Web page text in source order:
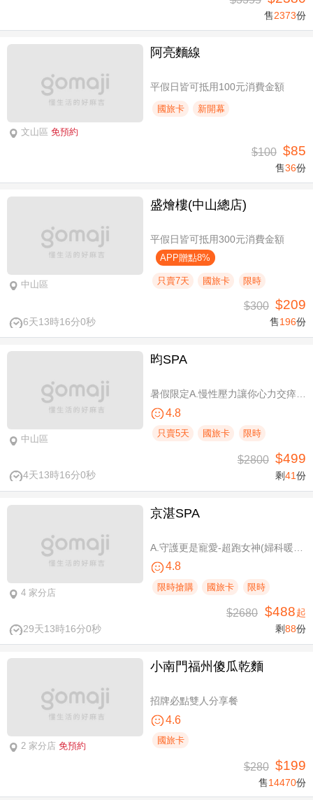
售2373份
文山區 免預約
阿亮麵線
平假日皆可抵用100元消費金額
國旅卡 新開幕
$100 $85
售36份
中山區
盛燴樓(中山總店)
平假日皆可抵用300元消費金額
APP贈點8%
只賣7天 國旅卡 限時
6天13時16分0秒
$300 $209
售196份
中山區
昀SPA
暑假限定A.慢性壓力讓你心力交瘁？｜全方位按摩SPA全程90分(手技60分) / B.媽生絕世膚況降臨｜雪妍極緻臉部SPA全程100分(純手技)
4.8
只賣5天 國旅卡 限時
4天13時16分0秒
$2800 $499
剩41份
4 家分店
京湛SPA
4.8
限時搶購 國旅卡 限時
29天13時16分0秒
$2680 $488起
剩88份
2 家分店 免預約
小南門福州傻瓜乾麵
招牌必點雙人分享餐
4.6
國旅卡
$280 $199
售14470份